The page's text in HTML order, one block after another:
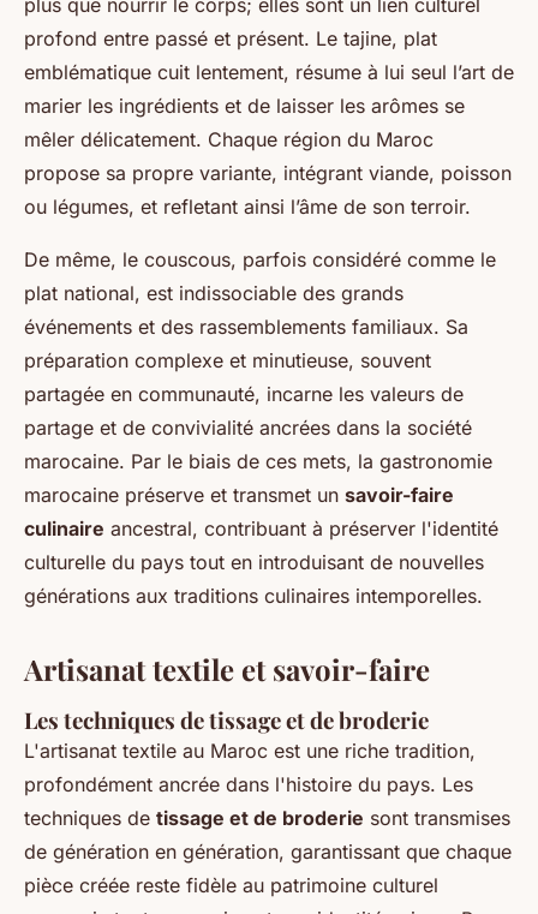
plus que nourrir le corps; elles sont un lien culturel
profond entre passé et présent. Le tajine, plat
emblématique cuit lentement, résume à lui seul l’art de
marier les ingrédients et de laisser les arômes se
mêler délicatement. Chaque région du Maroc
propose sa propre variante, intégrant viande, poisson
ou légumes, et refletant ainsi l’âme de son terroir.
De même, le couscous, parfois considéré comme le
plat national, est indissociable des grands
événements et des rassemblements familiaux. Sa
préparation complexe et minutieuse, souvent
partagée en communauté, incarne les valeurs de
partage et de convivialité ancrées dans la société
marocaine. Par le biais de ces mets, la gastronomie
marocaine préserve et transmet un savoir-faire
culinaire ancestral, contribuant à préserver l'identité
culturelle du pays tout en introduisant de nouvelles
générations aux traditions culinaires intemporelles.
Artisanat textile et savoir-faire
Les techniques de tissage et de broderie
L'artisanat textile au Maroc est une riche tradition,
profondément ancrée dans l'histoire du pays. Les
techniques de tissage et de broderie sont transmises
de génération en génération, garantissant que chaque
pièce créée reste fidèle au patrimoine culturel